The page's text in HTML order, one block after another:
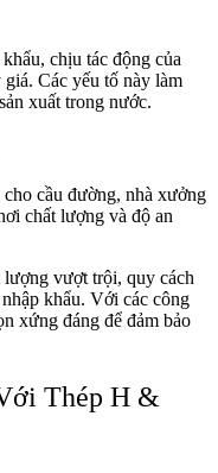
chịu tác động của
Các yếu tố này làm
xuất trong nước.
cầu đường, nhà xưởng
chất lượng và độ an
lượng vượt trội, quy cách
khẩu. Với các công
xứng đáng để đảm bảo
Thép H &